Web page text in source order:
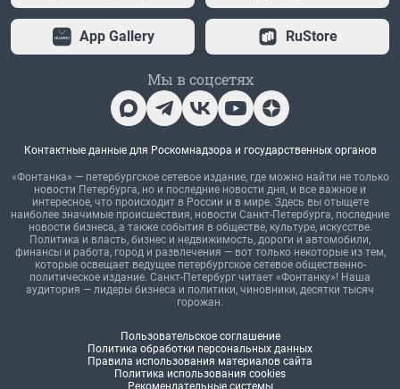
App Gallery RuStore
Мы в соцсетях
Контактные данные для Роскомнадзора и государственных органов
«Фонтанка» — петербургское сетевое издание, где можно найти не только
новости Петербурга, но и последние новости дня, и все важное и
интересное, что происходит в России и в мире. Здесь вы отыщете
наиболее значимые происшествия, новости Санкт-Петербурга, последние
новости бизнеса, а также события в обществе, культуре, искусстве.
Политика и власть, бизнес и недвижимость, дороги и автомобили,
финансы и работа, город и развлечения — вот только некоторые из тем,
которые освещает ведущее петербургское сетевое общественно-
политическое издание. Санкт-Петербург читает «Фонтанку»! Наша
аудитория — лидеры бизнеса и политики, чиновники, десятки тысяч
горожан.
Пользовательское соглашение
Политика обработки персональных данных
Правила использования материалов сайта
Политика использования cookies
Рекомендательные системы